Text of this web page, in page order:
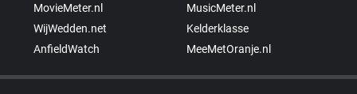
MovieMeter.nl
MusicMeter.nl
WijWedden.net
Kelderklasse
AnfieldWatch
MeeMetOranje.nl